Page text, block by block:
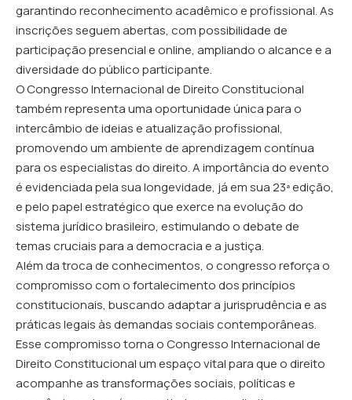
garantindo reconhecimento acadêmico e profissional. As
inscrições seguem abertas, com possibilidade de
participação presencial e online, ampliando o alcance e a
diversidade do público participante.
O Congresso Internacional de Direito Constitucional
também representa uma oportunidade única para o
intercâmbio de ideias e atualização profissional,
promovendo um ambiente de aprendizagem contínua
para os especialistas do direito. A importância do evento
é evidenciada pela sua longevidade, já em sua 23ª edição,
e pelo papel estratégico que exerce na evolução do
sistema jurídico brasileiro, estimulando o debate de
temas cruciais para a democracia e a justiça.
Além da troca de conhecimentos, o congresso reforça o
compromisso com o fortalecimento dos princípios
constitucionais, buscando adaptar a jurisprudência e as
práticas legais às demandas sociais contemporâneas.
Esse compromisso torna o Congresso Internacional de
Direito Constitucional um espaço vital para que o direito
acompanhe as transformações sociais, políticas e